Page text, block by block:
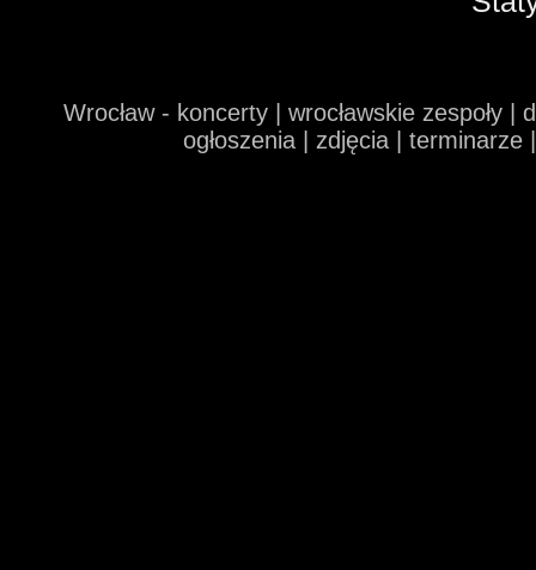
Wrocław - koncerty | wrocławskie zespoły
ogłoszenia | zdjęcia |